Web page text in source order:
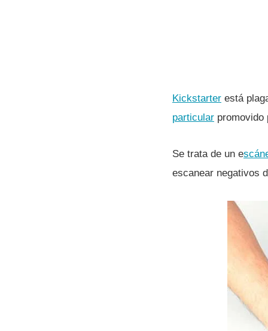
Kickstarter está
particular promovido
Se trata de un e
escanear negativos